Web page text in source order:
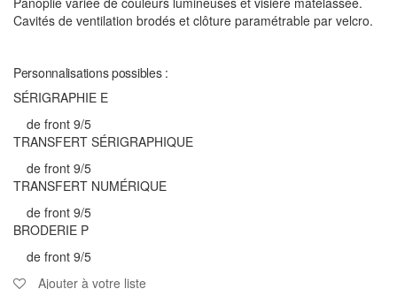
Cavités de ventilation brodés et clôture paramétrable par velcro.
Personnalisations possibles :
SÉRIGRAPHIE E
de front 9/5
TRANSFERT SÉRIGRAPHIQUE
de front 9/5
TRANSFERT NUMÉRIQUE
de front 9/5
BRODERIE P
de front 9/5
Ajouter à votre liste